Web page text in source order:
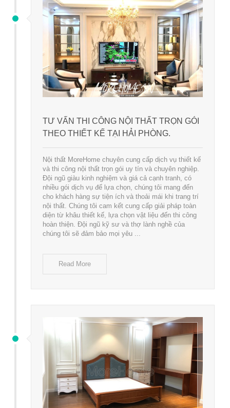
TƯ VẤN THI CÔNG NỘI THẤT TRỌN GÓI
THEO THIẾT KẾ TẠI HẢI PHÒNG.
Nội thất MoreHome chuyên cung cấp dịch vụ thiết kế
và thi công nội thất trọn gói uy tín và chuyên nghiệp.
Đội ngũ giàu kinh nghiệm và giá cả cạnh tranh, có
nhiều gói dịch vụ để lựa chọn, chúng tôi mang đến
cho khách hàng sự tiện ích và thoải mái khi trang trí
nội thất. Chúng tôi cam kết cung cấp giải pháp toàn
diện từ khâu thiết kế, lựa chọn vật liệu đến thi công
hoàn thiện. Đội ngũ kỹ sư và thợ lành nghề của
chúng tôi sẽ đảm bảo mọi yêu ...
Read More